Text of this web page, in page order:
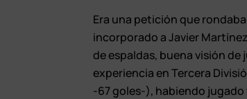
Era una petición que
incorporado a Javier
de espaldas, buena visión
experiencia en Tercera
-67 goles-), habiendo jugado